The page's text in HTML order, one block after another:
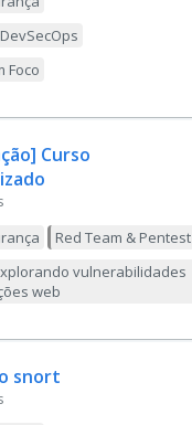
Foco
Curso
Red Team & Pentest
vulnerabilidades
web
snort